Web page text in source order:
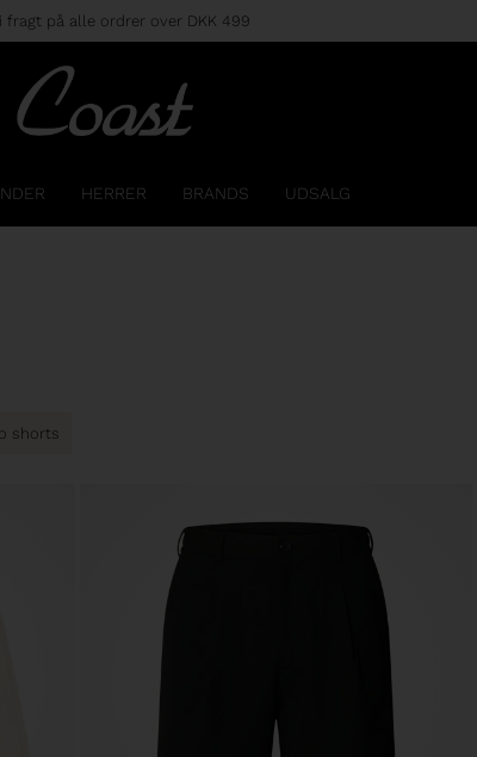
fragt på alle ordrer over DKK 499
HERRER BRANDS UDSALG
shorts